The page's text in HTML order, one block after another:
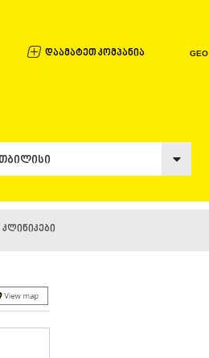
დაამატეთ კომპანია GEO
ᲐᲭᲐᲠᲐ
ᲩᲐᲥᲕᲘ
ᲚᲐᲜᲩᲮᲣᲗᲘ
ᲩᲝᲮᲐᲢᲐᲣᲠᲘ
ᲕᲐᲜᲘ
ᲖᲔᲡᲢᲐᲤᲝᲜᲘ
ᲗᲔᲠᲯᲝᲚᲐ
ᲙᲚᲘᲜᲘᲙᲔᲑᲘ